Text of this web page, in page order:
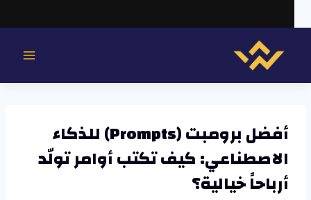
المحتوى
أفضل برومبت (Prompts) للذكاء
الاصطناعي: كيف تكتب أوامر تولّد
أرباحاً خيالية؟